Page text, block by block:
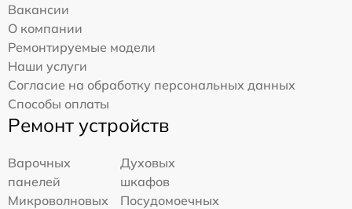
Вакансии
О компании
Ремонтируемые модели
Наши услуги
Согласие на обработку персональных данных
Способы оплаты
Ремонт устройств
Варочных
панелей
Духовых
шкафов
Микроволновых
Посудомоечных